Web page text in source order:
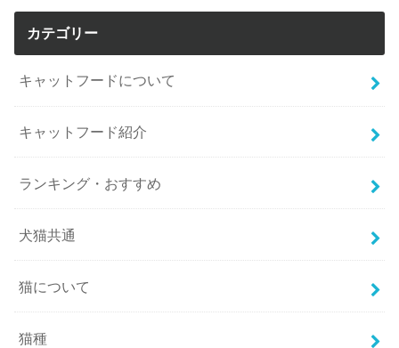
カテゴリー
キャットフードについて
キャットフード紹介
ランキング・おすすめ
犬猫共通
猫について
猫種